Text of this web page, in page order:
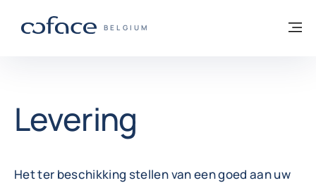
COFACE, FOR TRADE - GROEP WEBSITE
BELGIUM
Terug naar startpagina
Levering
Het ter beschikking stellen van een goed aan uw